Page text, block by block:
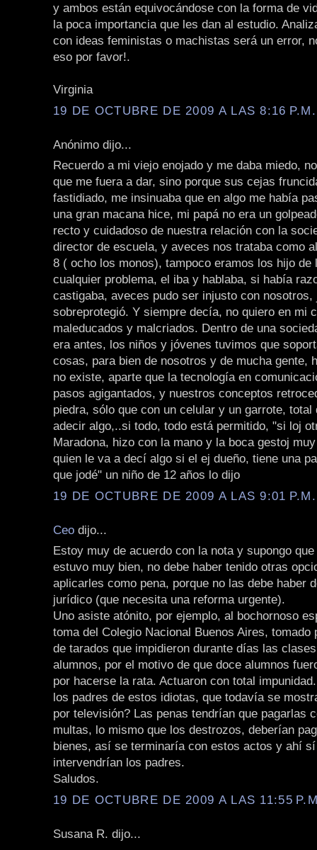
y ambos están equivocándose con la forma de
la poca importancia que les dan al estudio.
con ideas feministas o machistas será un error,
eso por favor!.
Virginia
19 DE OCTUBRE DE 2009 A LAS 8:16 P.M.
Anónimo dijo...
Recuerdo a mi viejo enojado y me daba miedo,
que me fuera a dar, sino porque sus cejas
fastidiado, me insinuaba que en algo me había
una gran macana hice, mi papá no era un
recto y cuidadoso de nuestra relación con la
director de escuela, y aveces nos trataba como
8 ( ocho los monos), tampoco eramos los hijo de
cualquier problema, el iba y hablaba, si había
castigaba, aveces pudo ser injusto con nosotros,
sobreprotegió. Y siempre decía, no quiero en mi
maleducados y malcriados. Dentro de una
era antes, los niños y jóvenes tuvimos que
cosas, para bien de nosotros y de mucha gente,
no existe, aparte que la tecnología en
pasos agigantados, y nuestros conceptos
piedra, sólo que con un celular y un garrote, total
adecir algo,..si todo, todo está permitido, "si loj
Maradona, hizo con la mano y la boca gestoj
quien le va a decí algo si el ej dueño, tiene una
que jodé" un niño de 12 años lo dijo
19 DE OCTUBRE DE 2009 A LAS 9:01 P.M.
Ceo dijo...
Estoy muy de acuerdo con la nota y supongo
estuvo muy bien, no debe haber tenido otras
aplicarles como pena, porque no las debe haber
jurídico (que necesita una reforma urgente).
Uno asiste atónito, por ejemplo, al bochornoso
toma del Colegio Nacional Buenos Aires, tomado
de tarados que impidieron durante días las
alumnos, por el motivo de que doce alumnos
por hacerse la rata. Actuaron con total
los padres de estos idiotas, que todavía se
por televisión? Las penas tendrían que pagarlas
multas, lo mismo que los destrozos, deberían
bienes, así se terminaría con estos actos y ahí
intervendrían los padres.
Saludos.
19 DE OCTUBRE DE 2009 A LAS 11:55
Susana R. dijo...